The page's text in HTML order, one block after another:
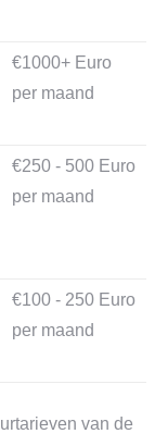
€1000+ Euro
per maand
€250 - 500 Euro
per maand
€100 - 250 Euro
per maand
van de